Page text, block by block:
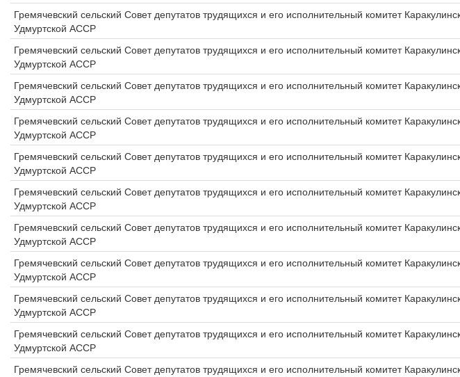
Гремячевский сельский Совет депутатов трудящихся и его исполнительный комитет
Удмуртской АССР
Гремячевский сельский Совет депутатов трудящихся и его исполнительный комитет
Удмуртской АССР
Гремячевский сельский Совет депутатов трудящихся и его исполнительный комитет
Удмуртской АССР
Гремячевский сельский Совет депутатов трудящихся и его исполнительный комитет
Удмуртской АССР
Гремячевский сельский Совет депутатов трудящихся и его исполнительный комитет
Удмуртской АССР
Гремячевский сельский Совет депутатов трудящихся и его исполнительный комитет
Удмуртской АССР
Гремячевский сельский Совет депутатов трудящихся и его исполнительный комитет
Удмуртской АССР
Гремячевский сельский Совет депутатов трудящихся и его исполнительный комитет
Удмуртской АССР
Гремячевский сельский Совет депутатов трудящихся и его исполнительный комитет
Удмуртской АССР
Гремячевский сельский Совет депутатов трудящихся и его исполнительный комитет
Удмуртской АССР
Гремячевский сельский Совет депутатов трудящихся и его исполнительный комитет